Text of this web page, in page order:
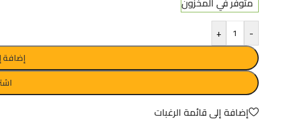
-
+
إضافة
إضافة إلى قائمة الرغبات